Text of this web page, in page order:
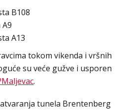
B108
A13
tokom vikenda i vršnih
su veće gužve i usporen
.
tunela Brentenberg